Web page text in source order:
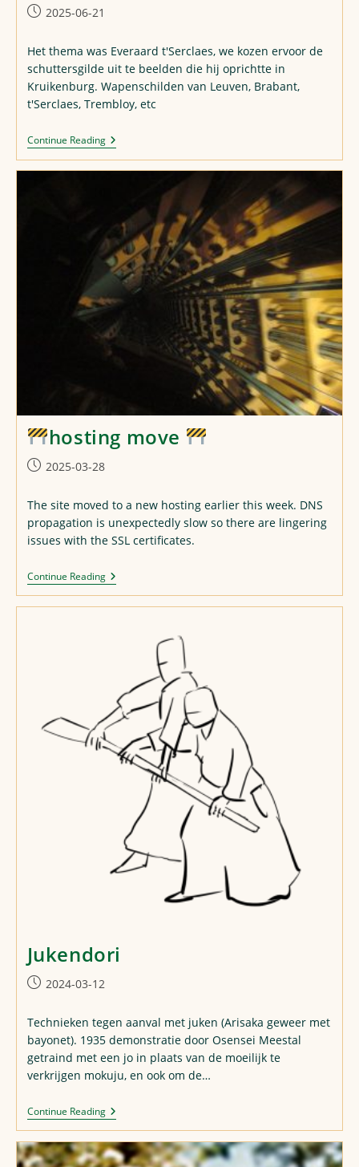
Post2025-06-21
Het thema was Everaard t'Serclaes, we kozen ervoor de
schuttersgilde uit te beelden die hij oprichtte in
Kruikenburg. Wapenschilden van Leuven, Brabant,
t'Serclaes, Trembloy, etc
Continue ReadingBloemenstoet
2022
hosting move
Post2025-03-28
The site moved to a new hosting earlier this week. DNS
propagation is unexpectedly slow so there are lingering
issues with the SSL certificates.
Continue Reading
Hosting
Jukendori
Post2024-03-12
Technieken tegen aanval met juken (Arisaka geweer met
bayonet). 1935 demonstratie door Osensei Meestal
getraind met een jo in plaats van de moeilijk te
verkrijgen mokuju, en ook om de…
Continue ReadingJukendori